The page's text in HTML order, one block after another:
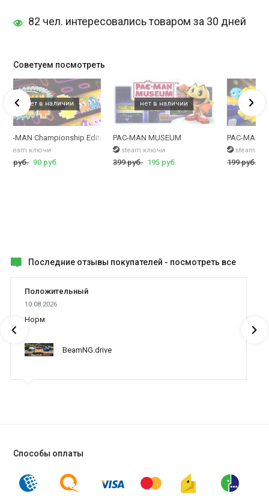
82 чел. интересовались товаром за 30 дней
Советуем посмотреть
MAN Championship Edition DX+
steam ключи
руб. 90 руб.
PAC-MAN MUSEUM
steam ключи
399 руб. 195 руб.
PAC-MAN
steam
199 руб.
Последние отзывы покупателей - посмотреть все
Положительный
10.08.2026
Норм
BeamNG.drive
Способы оплаты